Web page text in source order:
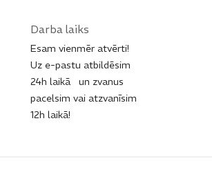
Darba laiks
Esam vienmēr atvērti!
Uz e-pastu atbildēsim
24h laikā un zvanus
pacelsim vai atzvanīsim
12h laikā!